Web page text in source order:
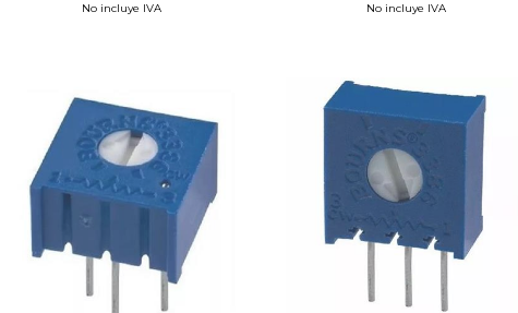
No incluye IVA No incluye IVA